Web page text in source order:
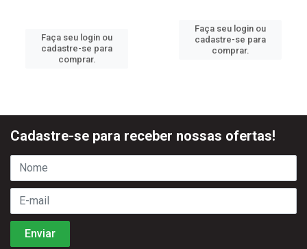
Faça seu login ou
cadastre-se para
comprar.
Faça seu login ou
cadastre-se para
comprar.
Cadastre-se para receber nossas ofertas!